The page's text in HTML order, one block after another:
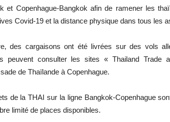
et Copenhague-Bangkok afin de ramener les
Covid-19 et la distance physique dans tous les
des cargaisons ont été livrées sur des vols
peuvent consulter les sites « Thailand
de Thaïlande à Copenhague.
de la THAI sur la ligne Bangkok-Copenhague
limité de places disponibles.